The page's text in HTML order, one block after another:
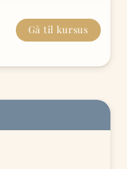
Gå til kursus